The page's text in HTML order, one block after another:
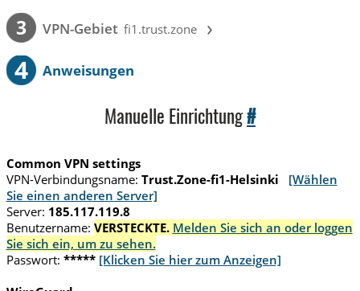
3 VPN-Gebiet fi1.trust.zone ›
4 Anweisungen
Manuelle Einrichtung#
Common VPN settings
VPN-Verbindungsname: Trust.Zone-fi1-Helsinki
[Wählen
Sie einen anderen Server]
Server: 185.117.119.8
Benutzername: VERSTECKTE. Melden Sie sich an oder loggen
Sie sich ein, um zu sehen.
Passwort: ***** [Klicken Sie hier zum Anzeigen]